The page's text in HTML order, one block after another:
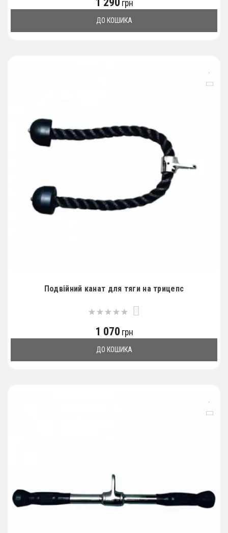
грн
ДО КОШИКА
Подвійний канат для тяги на трицепс
1 070 грн
ДО КОШИКА